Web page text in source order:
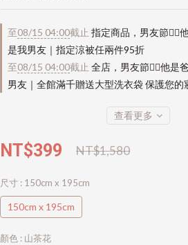
至08/15 04:00截止 指定商品，男友節👱‍♂️
是我男友｜指定涼被任兩件95折
至08/15 04:00截止 全店，男友節👱‍♂️他是
男友｜全館滿千贈送大型洗衣袋 保護您的
查看更多
NT$399 NT$1,580
尺寸 : 150cm x 195cm
150cm x 195cm
顏色 : 山茶花